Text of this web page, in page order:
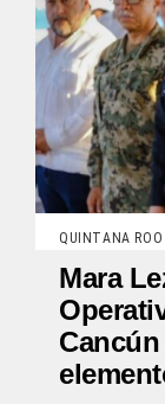
QUINTANA ROO
Mara